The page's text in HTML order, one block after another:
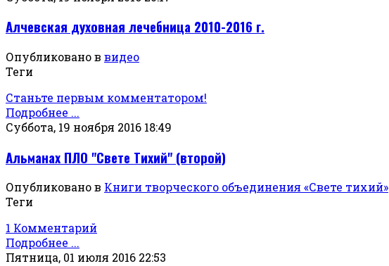
Алчевская духовная лечебница 2010-2016 г.
Опубликовано в видео
Теги
Станьте первым комментатором!
Подробнее ...
Суббота, 19 ноября 2016 18:49
Альманах ПЛО "Свете Тихий" (второй)
Опубликовано в Книги творческого объединения «Свете тихий»
Теги
1 Комментарий
Подробнее ...
Пятница, 01 июля 2016 22:53